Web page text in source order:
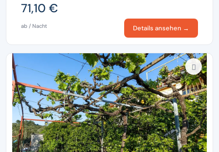
71,10 €
ab / Nacht Details ansehen →